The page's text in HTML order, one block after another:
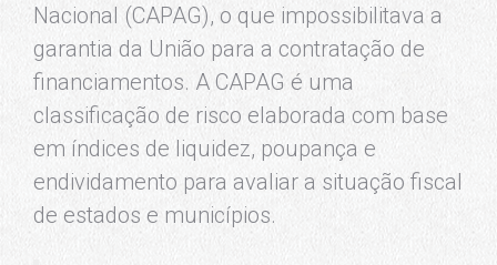
Nacional (CAPAG), o que impossibilitava a
garantia da União para a contratação de
financiamentos. A CAPAG é uma
classificação de risco elaborada com base
em índices de liquidez, poupança e
endividamento para avaliar a situação fiscal
de estados e municípios.